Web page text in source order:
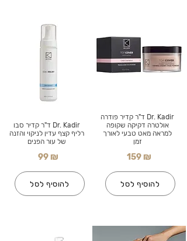
Dr. Kadir ד"ר קדיר סבו
רליף קצף עדין לניקוי והזנה
של עור הפנים
99 ₪
להוסיף לסל
Dr. Kadir ד"ר קדיר פודרה
אולטרה דקיקה שקופה
למראה מאט טבעי לאורך
זמן
159 ₪
להוסיף לסל